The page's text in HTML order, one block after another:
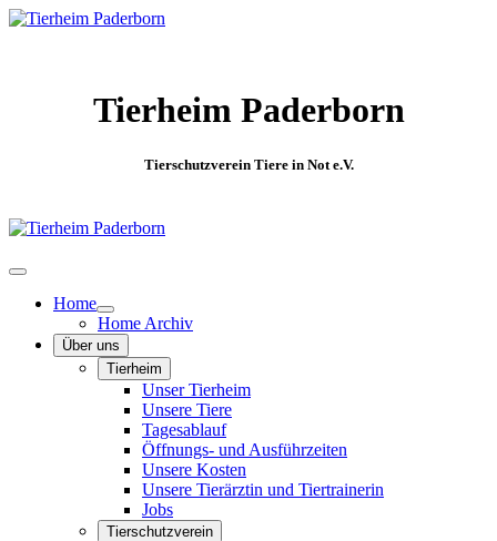
Tierheim Paderborn
Tierschutzverein Tiere in Not e.V.
Home
Home Archiv
Über uns
Tierheim
Unser Tierheim
Unsere Tiere
Tagesablauf
Öffnungs- und Ausführzeiten
Unsere Kosten
Unsere Tierärztin und Tiertrainerin
Jobs
Tierschutzverein